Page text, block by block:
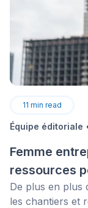
11 min read
Équipe éditoriale
Femme
ressources
De plus en plus
les chantiers et